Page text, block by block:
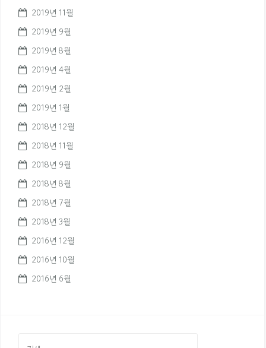
2019년 11월
2019년 9월
2019년 8월
2019년 4월
2019년 2월
2019년 1월
2018년 12월
2018년 11월
2018년 9월
2018년 8월
2018년 7월
2018년 3월
2016년 12월
2016년 10월
2016년 6월